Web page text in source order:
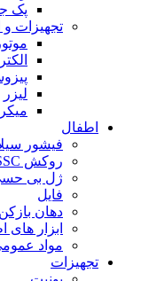
پک
تجهیزات و
لیزر
اطفال
فیشور
روکش SSC
ژل بی
فایل
دهان بازکن
ابزار های
مواد
تجهیزات